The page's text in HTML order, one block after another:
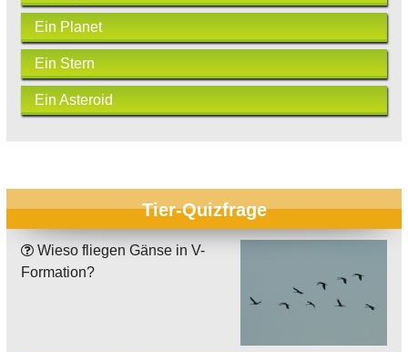
Ein Planet
Ein Stern
Ein Asteroid
Tier-Quizfrage
Wieso fliegen Gänse in V-
Formation?